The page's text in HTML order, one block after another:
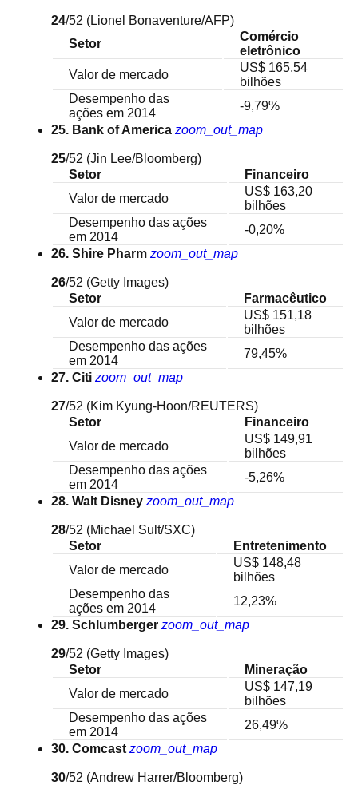
24/52 (Lionel Bonaventure/AFP)
Setor
Comércio
eletrônico
Valor de mercado
US$ 165,54
bilhões
Desempenho das
ações em 2014
-9,79%
25. Bank of America zoom_out_map
25/52 (Jin Lee/Bloomberg)
Setor
Financeiro
Valor de mercado
US$ 163,20
bilhões
Desempenho das ações
em 2014
-0,20%
26. Shire Pharm zoom_out_map
26/52 (Getty Images)
Setor
Farmacêutico
Valor de mercado
US$ 151,18
bilhões
Desempenho das ações
em 2014
79,45%
27. Citi zoom_out_map
27/52 (Kim Kyung-Hoon/REUTERS)
Setor
Financeiro
Valor de mercado
US$ 149,91
bilhões
Desempenho das ações
em 2014
-5,26%
28. Walt Disney zoom_out_map
28/52 (Michael Sult/SXC)
Setor
Entretenimento
Valor de mercado
US$ 148,48
bilhões
Desempenho das
ações em 2014
12,23%
29. Schlumberger zoom_out_map
29/52 (Getty Images)
Setor
Mineração
Valor de mercado
US$ 147,19
bilhões
Desempenho das ações
em 2014
26,49%
30. Comcast zoom_out_map
30/52 (Andrew Harrer/Bloomberg)